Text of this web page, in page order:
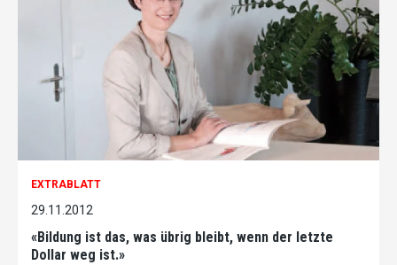
EXTRABLATT
29.11.2012
«Bildung ist das, was übrig bleibt, wenn der letzte
Dollar weg ist.»